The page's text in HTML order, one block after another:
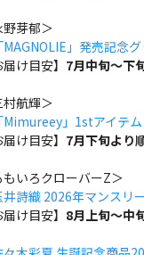
野芽郁＞
「MAGNOLIE」発売記念
届け目安】 7月中旬～下
村航輝＞
「Mimureey」1stアイテム
届け目安】 7月下旬より
もいろクローバーZ＞
井詩織 2026年マンスリ
届け目安】 8月上旬～中